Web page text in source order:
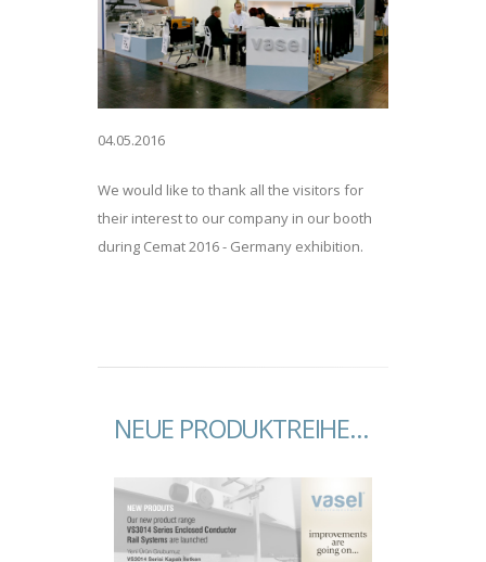
04.05.2016
We would like to thank all the visitors for
their interest to our company in our booth
during Cemat 2016 - Germany exhibition.
NEUE PRODUKTREIHE…